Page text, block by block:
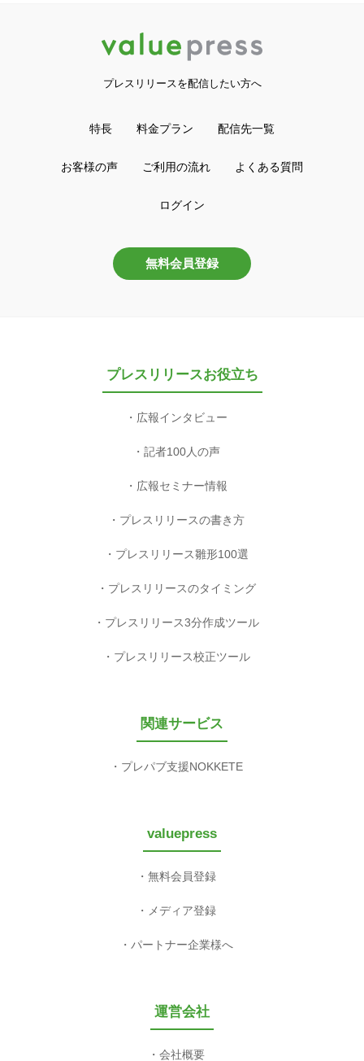
プレスリリースを配信したい方へ
特長 料金プラン 配信先一覧
お客様の声 ご利用の流れ よくある質問
ログイン
無料会員登録
プレスリリースお役立ち
広報インタビュー
記者100人の声
広報セミナー情報
プレスリリースの書き方
プレスリリース雛形100選
プレスリリースのタイミング
プレスリリース3分作成ツール
プレスリリース校正ツール
関連サービス
プレパブ支援NOKKETE
valuepress
無料会員登録
メディア登録
パートナー企業様へ
運営会社
会社概要